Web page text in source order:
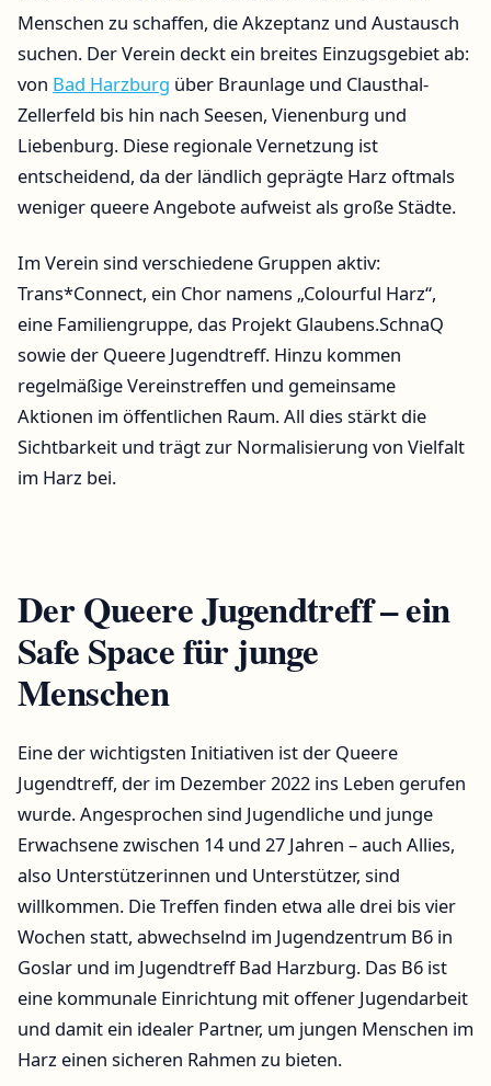
Menschen zu schaffen, die Akzeptanz und Austausch
suchen. Der Verein deckt ein breites Einzugsgebiet ab:
von Bad Harzburg über Braunlage und Clausthal-
Zellerfeld bis hin nach Seesen, Vienenburg und
Liebenburg. Diese regionale Vernetzung ist
entscheidend, da der ländlich geprägte Harz oftmals
weniger queere Angebote aufweist als große Städte.
Im Verein sind verschiedene Gruppen aktiv:
Trans*Connect, ein Chor namens „Colourful Harz“,
eine Familiengruppe, das Projekt Glaubens.SchnaQ
sowie der Queere Jugendtreff. Hinzu kommen
regelmäßige Vereinstreffen und gemeinsame
Aktionen im öffentlichen Raum. All dies stärkt die
Sichtbarkeit und trägt zur Normalisierung von Vielfalt
im Harz bei.
Der Queere Jugendtreff – ein
Safe Space für junge
Menschen
Eine der wichtigsten Initiativen ist der Queere
Jugendtreff, der im Dezember 2022 ins Leben gerufen
wurde. Angesprochen sind Jugendliche und junge
Erwachsene zwischen 14 und 27 Jahren – auch Allies,
also Unterstützerinnen und Unterstützer, sind
willkommen. Die Treffen finden etwa alle drei bis vier
Wochen statt, abwechselnd im Jugendzentrum B6 in
Goslar und im Jugendtreff Bad Harzburg. Das B6 ist
eine kommunale Einrichtung mit offener Jugendarbeit
und damit ein idealer Partner, um jungen Menschen im
Harz einen sicheren Rahmen zu bieten.